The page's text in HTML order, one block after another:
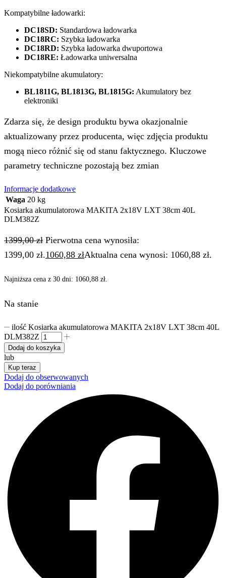
Kompatybilne ładowarki:
DC18SD: Standardowa ładowarka
DC18RC: Szybka ładowarka
DC18RD: Szybka ładowarka dwuportowa
DC18RE: Ładowarka uniwersalna
Niekompatybilne akumulatory:
BL1811G, BL1813G, BL1815G: Akumulatory bez
elektroniki
Zdarza się, że design produktu bywa okazjonalnie
aktualizowany przez producenta, więc zdjęcia produktu
mogą nieco różnić się od stanu faktycznego. Kluczowe
parametry techniczne pozostają bez zmian
Informacje dodatkowe
Waga 20 kg
Kosiarka akumulatorowa MAKITA 2x18V LXT 38cm 40L
DLM382Z
1399,00zł Pierwotna cena wynosiła:
1399,00 zł.1060,88 złAktualna cena wynosi: 1060,88 zł.
Najniższa cena z 30 dni: 1060,88 zł.
Na stanie
ilość Kosiarka akumulatorowa MAKITA 2x18V LXT 38cm 40L
DLM382Z
Dodaj do koszyka
lub
Kup teraz
Dodaj do obserwowanych
Dodaj do porówniania